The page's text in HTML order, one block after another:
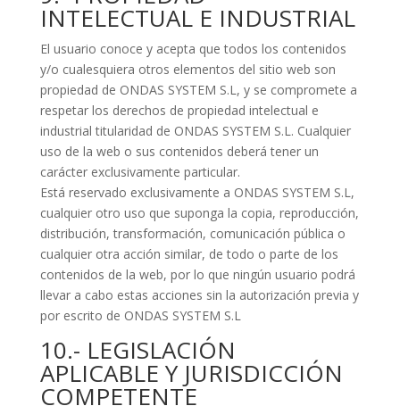
INTELECTUAL E INDUSTRIAL
El usuario conoce y acepta que todos los contenidos
y/o cualesquiera otros elementos del sitio web son
propiedad de ONDAS SYSTEM S.L, y se compromete a
respetar los derechos de propiedad intelectual e
industrial titularidad de ONDAS SYSTEM S.L. Cualquier
uso de la web o sus contenidos deberá tener un
carácter exclusivamente particular.
Está reservado exclusivamente a ONDAS SYSTEM S.L,
cualquier otro uso que suponga la copia, reproducción,
distribución, transformación, comunicación pública o
cualquier otra acción similar, de todo o parte de los
contenidos de la web, por lo que ningún usuario podrá
llevar a cabo estas acciones sin la autorización previa y
por escrito de ONDAS SYSTEM S.L
10.- LEGISLACIÓN
APLICABLE Y JURISDICCIÓN
COMPETENTE